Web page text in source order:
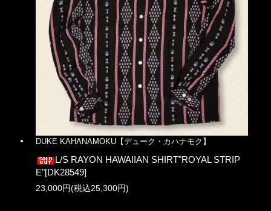
DUKE KAHANAMOKU【デューク・カハナモク】
L/S RAYON HAWAIIAN SHIRT"ROYAL STRIP
E"[DK28549]
23,000円(税込25,300円)